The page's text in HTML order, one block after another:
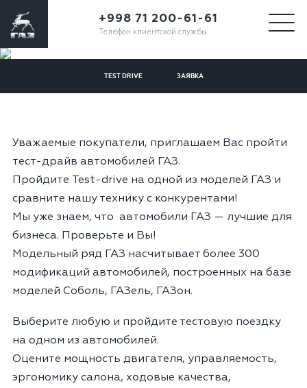
+998 71 200-61-61
Телефон клиентской службы
TEST DRIVE ЗАЯВКА
Уважаемые покупатели, приглашаем Вас пройти
тест-драйв автомобилей ГАЗ.
Пройдите Test-drive на одной из моделей ГАЗ и
сравните нашу технику с конкурентами!
Мы уже знаем, что автомобили ГАЗ — лучшие для
бизнеса. Проверьте и Вы!
Модельный ряд ГАЗ насчитывает более 300
модификаций автомобилей, построенных на базе
моделей Соболь, ГАЗель, ГАЗон.
Выберите любую и пройдите тестовую поездку
на одном из автомобилей.
Оцените мощность двигателя, управляемость,
эргономику салона, ходовые качества,